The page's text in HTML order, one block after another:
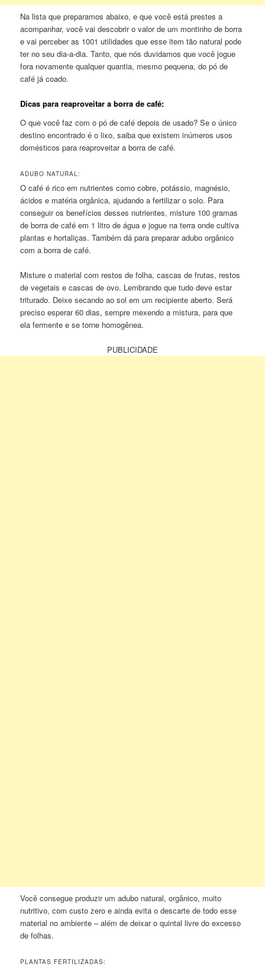
Na lista que preparamos abaixo, e que você está prestes a
acompanhar, você vai descobrir o valor de um montinho de borra
e vai perceber as 1001 utilidades que esse item tão natural pode
ter no seu dia-a-dia. Tanto, que nós duvidamos que você jogue
fora novamente qualquer quantia, mesmo pequena, do pó de
café já coado.
Dicas para reaproveitar a borra de café:
O que você faz com o pó de café depois de usado? Se o único
destino encontrado é o lixo, saiba que existem inúmeros usos
domésticos para reaproveitar a borra de café.
ADUBO NATURAL:
O café é rico em nutrientes como cobre, potássio, magnésio,
ácidos e matéria orgânica, ajudando a fertilizar o solo. Para
conseguir os benefícios desses nutrientes, misture 100 gramas
de borra de café em 1 litro de água e jogue na terra onde cultiva
plantas e hortaliças. Também dá para preparar adubo orgânico
com a borra de café.
Misture o material com restos de folha, cascas de frutas, restos
de vegetais e cascas de ovo. Lembrando que tudo deve estar
triturado. Deixe secando ao sol em um recipiente aberto. Será
preciso esperar 60 dias, sempre mexendo a mistura, para que
ela fermente e se torne homogênea.
PUBLICIDADE
Você consegue produzir um adubo natural, orgânico, muito
nutritivo, com custo zero e ainda evita o descarte de todo esse
material no ambiente – além de deixar o quintal livre do excesso
de folhas.
PLANTAS FERTILIZADAS: